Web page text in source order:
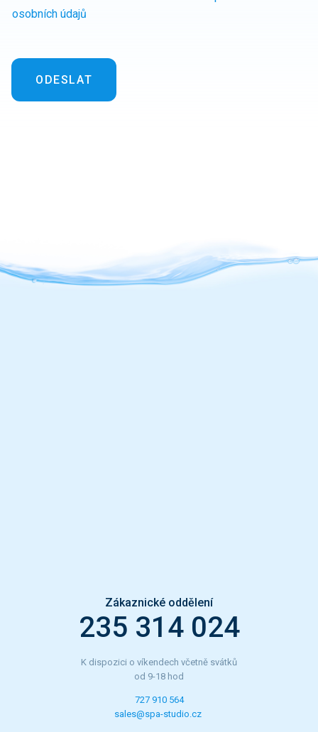
osobních údajů
ODESLAT
Zákaznické oddělení
235 314 024
K dispozici o víkendech včetně svátků
od 9-18 hod
727 910 564
sales@spa-studio.cz